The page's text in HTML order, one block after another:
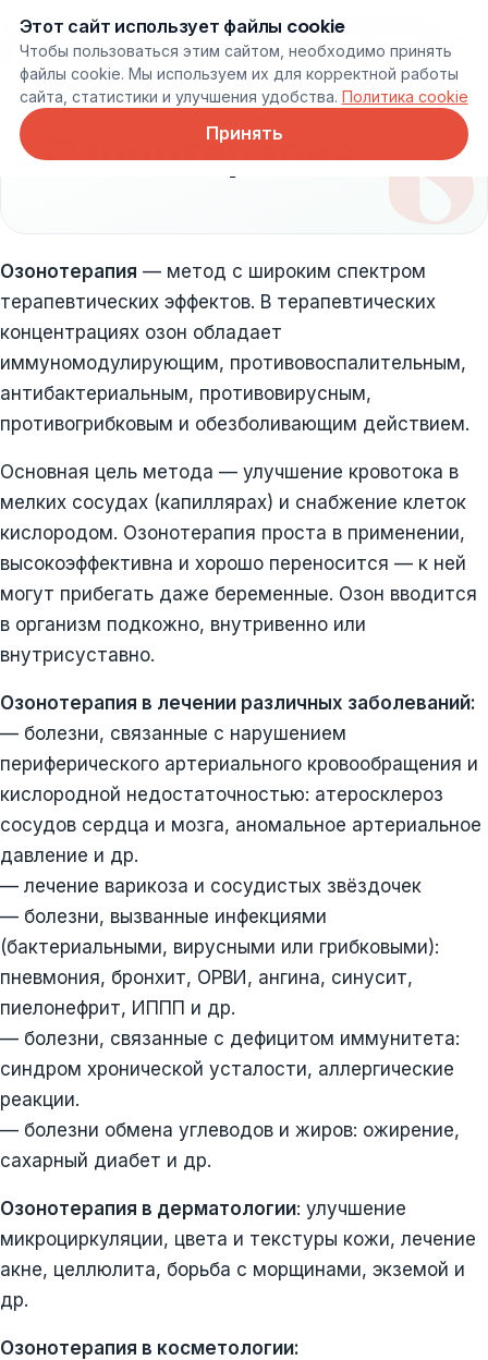
Онлайн запись
Озонотерапия
Озонотерапия — метод с широким спектром
терапевтических эффектов. В терапевтических
концентрациях озон обладает
иммуномодулирующим, противовоспалительным,
антибактериальным, противовирусным,
противогрибковым и обезболивающим действием.
Основная цель метода — улучшение кровотока в
мелких сосудах (капиллярах) и снабжение клеток
кислородом. Озонотерапия проста в применении,
высокоэффективна и хорошо переносится — к ней
могут прибегать даже беременные. Озон вводится
в организм подкожно, внутривенно или
внутрисуставно.
Озонотерапия в лечении различных заболеваний:
— болезни, связанные с нарушением
периферического артериального кровообращения и
кислородной недостаточностью: атеросклероз
сосудов сердца и мозга, аномальное артериальное
давление и др.
— лечение варикоза и сосудистых звёздочек
— болезни, вызванные инфекциями
(бактериальными, вирусными или грибковыми):
пневмония, бронхит, ОРВИ, ангина, синусит,
пиелонефрит, ИППП и др.
— болезни, связанные с дефицитом иммунитета:
синдром хронической усталости, аллергические
реакции.
— болезни обмена углеводов и жиров: ожирение,
сахарный диабет и др.
Озонотерапия в дерматологии: улучшение
микроциркуляции, цвета и текстуры кожи, лечение
акне, целлюлита, борьба с морщинами, экземой и
др.
Озонотерапия в косметологии:
Этот сайт использует файлы cookie
Чтобы пользоваться этим сайтом, необходимо принять
файлы cookie. Мы используем их для корректной работы
сайта, статистики и улучшения удобства. Политика cookie
Принять